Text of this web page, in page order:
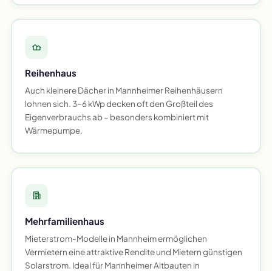
Reihenhaus
Auch kleinere Dächer in Mannheimer Reihenhäusern
lohnen sich. 3–6 kWp decken oft den Großteil des
Eigenverbrauchs ab – besonders kombiniert mit
Wärmepumpe.
Mehrfamilienhaus
Mieterstrom-Modelle in Mannheim ermöglichen
Vermietern eine attraktive Rendite und Mietern günstigen
Solarstrom. Ideal für Mannheimer Altbauten in